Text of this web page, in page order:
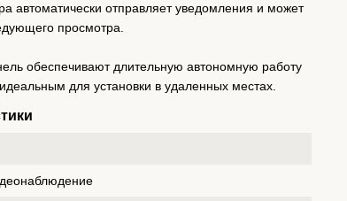
автоматически отправляет уведомления и может
просмотра.
обеспечивают длительную автономную работу
для установки в удаленных местах.